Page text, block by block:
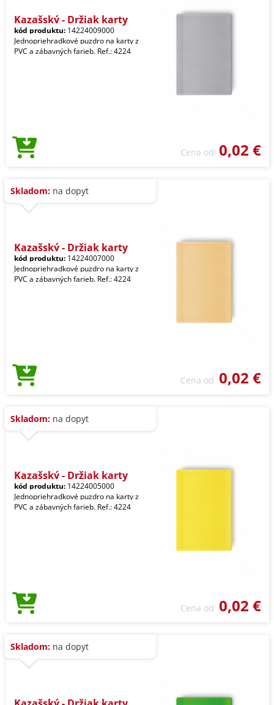
Kazašský - Držiak karty
kód produktu: 14224009000
Jednopriehradkové puzdro na karty z
PVC a zábavných farieb. Ref.: 4224
Cena od 0,02 €
Skladom: na dopyt
Kazašský - Držiak karty
kód produktu: 14224007000
Jednopriehradkové puzdro na karty z
PVC a zábavných farieb. Ref.: 4224
Cena od 0,02 €
Skladom: na dopyt
Kazašský - Držiak karty
kód produktu: 14224005000
Jednopriehradkové puzdro na karty z
PVC a zábavných farieb. Ref.: 4224
Cena od 0,02 €
Skladom: na dopyt